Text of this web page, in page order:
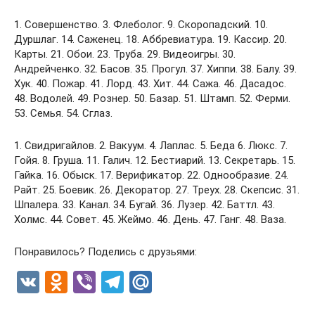
1. Совершенство. 3. Флеболог. 9. Скоропадский. 10.
Дуршлаг. 14. Саженец. 18. Аббревиатура. 19. Кассир. 20.
Карты. 21. Обои. 23. Труба. 29. Видеоигры. 30.
Андрейченко. 32. Басов. 35. Прогул. 37. Хиппи. 38. Балу. 39.
Хук. 40. Пожар. 41. Лорд. 43. Хит. 44. Сажа. 46. Дасадос.
48. Водолей. 49. Рознер. 50. Базар. 51. Штамп. 52. Ферми.
53. Семья. 54. Сглаз.
1. Свидригайлов. 2. Вакуум. 4. Лаплас. 5. Беда 6. Люкс. 7.
Гойя. 8. Груша. 11. Галич. 12. Бестиарий. 13. Секретарь. 15.
Гайка. 16. Обыск. 17. Верификатор. 22. Однообразие. 24.
Райт. 25. Боевик. 26. Декоратор. 27. Треух. 28. Скепсис. 31.
Шпалера. 33. Канал. 34. Бугай. 36. Лузер. 42. Баттл. 43.
Холмс. 44. Совет. 45. Жеймо. 46. День. 47. Ганг. 48. Ваза.
Понравилось? Поделись с друзьями:
V
O
Vi T